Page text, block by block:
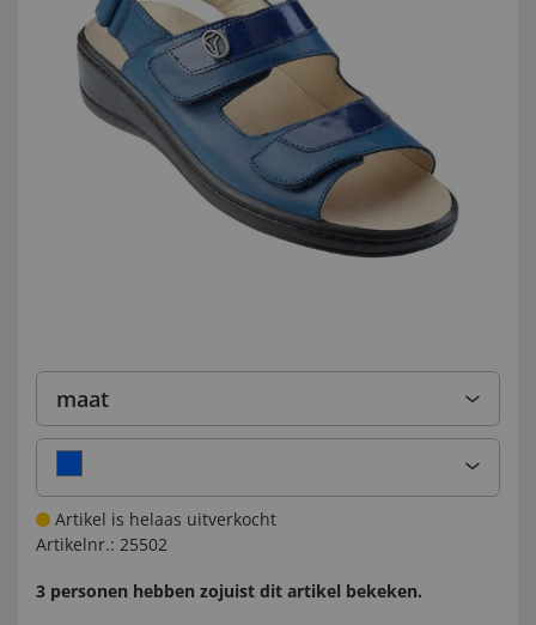
maat
Artikel is helaas uitverkocht
Artikelnr.: 25502
3 personen hebben zojuist dit artikel bekeken.